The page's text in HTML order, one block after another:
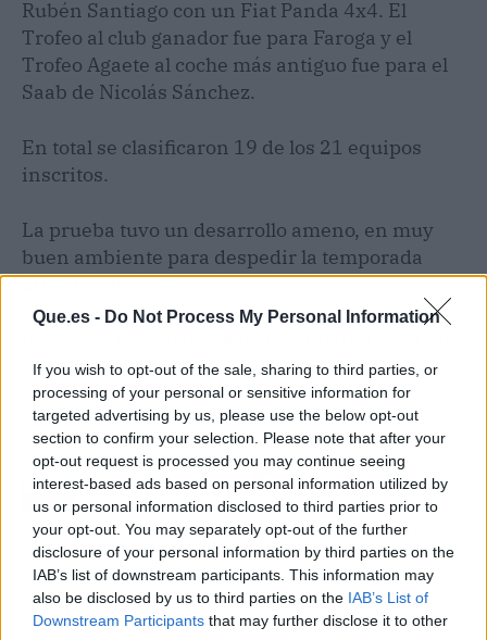
Que.es - Do Not Process My Personal Information
If you wish to opt-out of the sale, sharing to third parties, or
processing of your personal or sensitive information for
targeted advertising by us, please use the below opt-out
section to confirm your selection. Please note that after your
opt-out request is processed you may continue seeing
interest-based ads based on personal information utilized by
us or personal information disclosed to third parties prior to
your opt-out. You may separately opt-out of the further
disclosure of your personal information by third parties on the
IAB’s list of downstream participants. This information may
also be disclosed by us to third parties on the IAB’s List of
Downstream Participants that may further disclose it to other
Rubén Santiago con un Fiat Panda 4x4. El
Trofeo al club ganador fue para Faroga y el
Trofeo Agaete al coche más antiguo fue para el
Saab de Nicolás Sánchez.
En total se clasificaron 19 de los 21 equipos
inscritos.
La prueba tuvo un desarrollo ameno, en muy
buen ambiente para despedir la temporada
2019 y con un descanso en un lugar
emblemático como el Puerto de Las Nieves,
Viejo durante el almuerzo de los participantes y
organización.
Artículo anterior
Pedro Rodríguez expulsa
al concejal del PP “por
intentar boicotear la
sesión y sus continuas
faltas de respeto al
Pleno”
Artículo siguiente
Contigo Somos
Democracia (CSD)
denuncia el mal estado
de las calles de Las
Palmas de G.C.